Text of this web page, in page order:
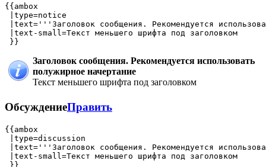
{{ambox
|type=notice
|text='''Заголовок сообщения. Рекомендуется
|text-small=Текст меньшего шрифта под заголовком
Заголовок сообщения. Рекомендуется использовать
полужирное начертание
Текст меньшего шрифта под заголовком
ОбсуждениеПравить
{{ambox
|type=discussion
|text='''Заголовок сообщения. Рекомендуется
|text-small=Текст меньшего шрифта под заголовком